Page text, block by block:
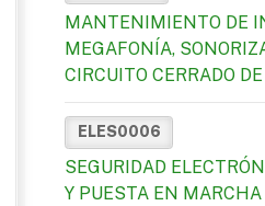
MANTENIMIENTO DE
MEGAFONÍA,
CIRCUITO CERRADO
ELES0006
SEGURIDAD
Y PUESTA EN